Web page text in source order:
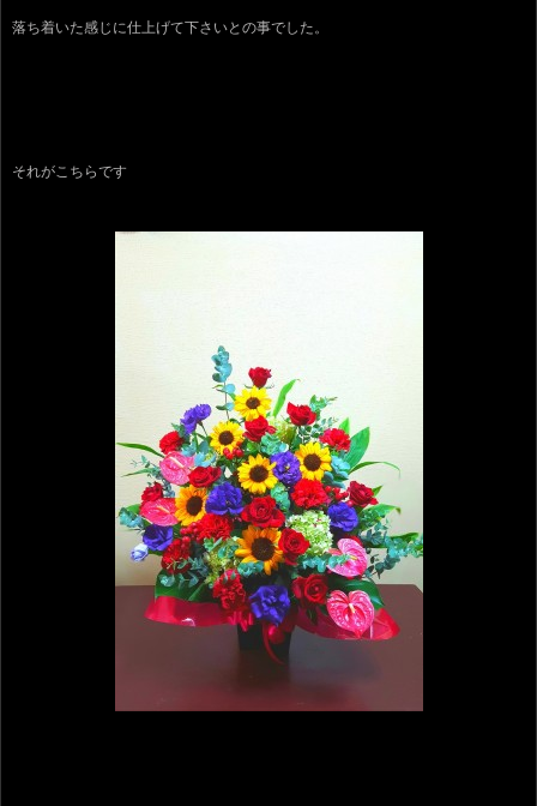
落ち着いた感じに仕上げて下さいとの事でした。
それがこちらです